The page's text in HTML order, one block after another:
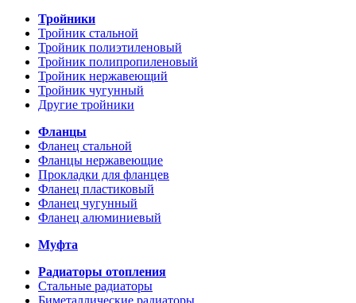
Тройники
Тройник стальной
Тройник полиэтиленовый
Тройник полипропиленовый
Тройник нержавеющий
Тройник чугунный
Другие тройники
Фланцы
Фланец стальной
Фланцы нержавеющие
Прокладки для фланцев
Фланец пластиковый
Фланец чугунный
Фланец алюминиевый
Муфта
Радиаторы отопления
Стальные радиаторы
Биметаллические радиаторы